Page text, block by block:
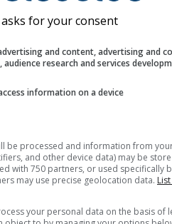
ICON-7
120 h (3-
hourly)
ICOND-2
HARMN-5
Central Europe 5.0 km
60 h
GFS-40
asks for your consent
and content, advertising and
audience research and services
information on a device
be processed and information from
and other device data) may be
with 750 partners, or used specifically
may use precise geolocation data.
your personal data on the basis of